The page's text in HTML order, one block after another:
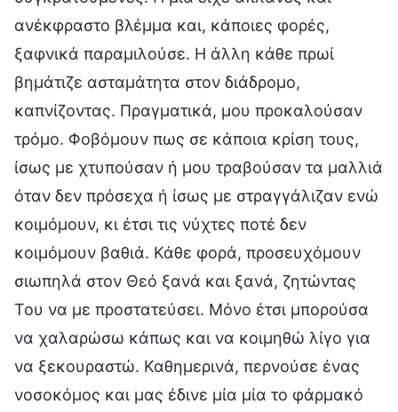
ανέκφραστο βλέμμα και, κάποιες φορές,
ξαφνικά παραμιλούσε. Η άλλη κάθε πρωί
βημάτιζε ασταμάτητα στον διάδρομο,
καπνίζοντας. Πραγματικά, μου προκαλούσαν
τρόμο. Φοβόμουν πως σε κάποια κρίση τους,
ίσως με χτυπούσαν ή μου τραβούσαν τα μαλλιά
όταν δεν πρόσεχα ή ίσως με στραγγάλιζαν ενώ
κοιμόμουν, κι έτσι τις νύχτες ποτέ δεν
κοιμόμουν βαθιά. Κάθε φορά, προσευχόμουν
σιωπηλά στον Θεό ξανά και ξανά, ζητώντας
Του να με προστατεύσει. Μόνο έτσι μπορούσα
να χαλαρώσω κάπως και να κοιμηθώ λίγο για
να ξεκουραστώ. Καθημερινά, περνούσε ένας
νοσοκόμος και μας έδινε μία μία το φάρμακό